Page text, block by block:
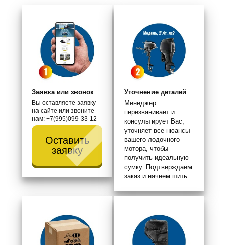
Заявка или звонок
Вы оставляете заявку
на сайте или звоните
нам: +7(995)099-33-12
Оставить
заявку
Уточнение деталей
Менеджер
перезванивает и
консультирует Вас,
уточняет все нюансы
вашего лодочного
мотора, чтобы
получить идеальную
сумку. Подтверждаем
заказ и начнем шить.